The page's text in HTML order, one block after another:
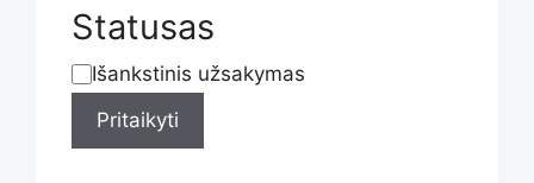
Statusas
Statusas
Išankstinis užsakymas
Pritaikyti